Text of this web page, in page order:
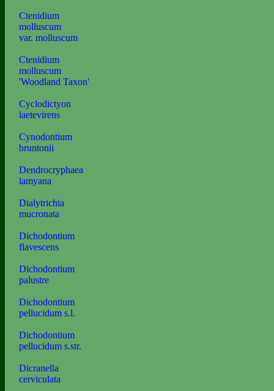
Ctenidium
molluscum
var. molluscum
Ctenidium
molluscum
'Woodland Taxon'
Cyclodictyon
laetevirens
Cynodontium
bruntonii
Dendrocryphaea
lamyana
Dialytrichia
mucronata
Dichodontium
flavescens
Dichodontium
palustre
Dichodontium
pellucidum s.l.
Dichodontium
pellucidum s.str.
Dicranella
cerviculata